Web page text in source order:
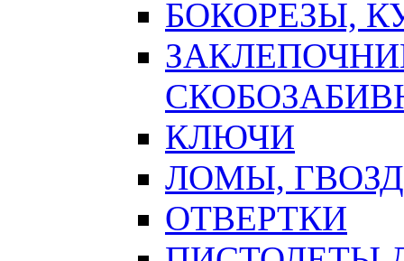
БОКОРЕЗЫ,
КЛЮЧИ
ЛОМЫ,
ОТВЕРТКИ